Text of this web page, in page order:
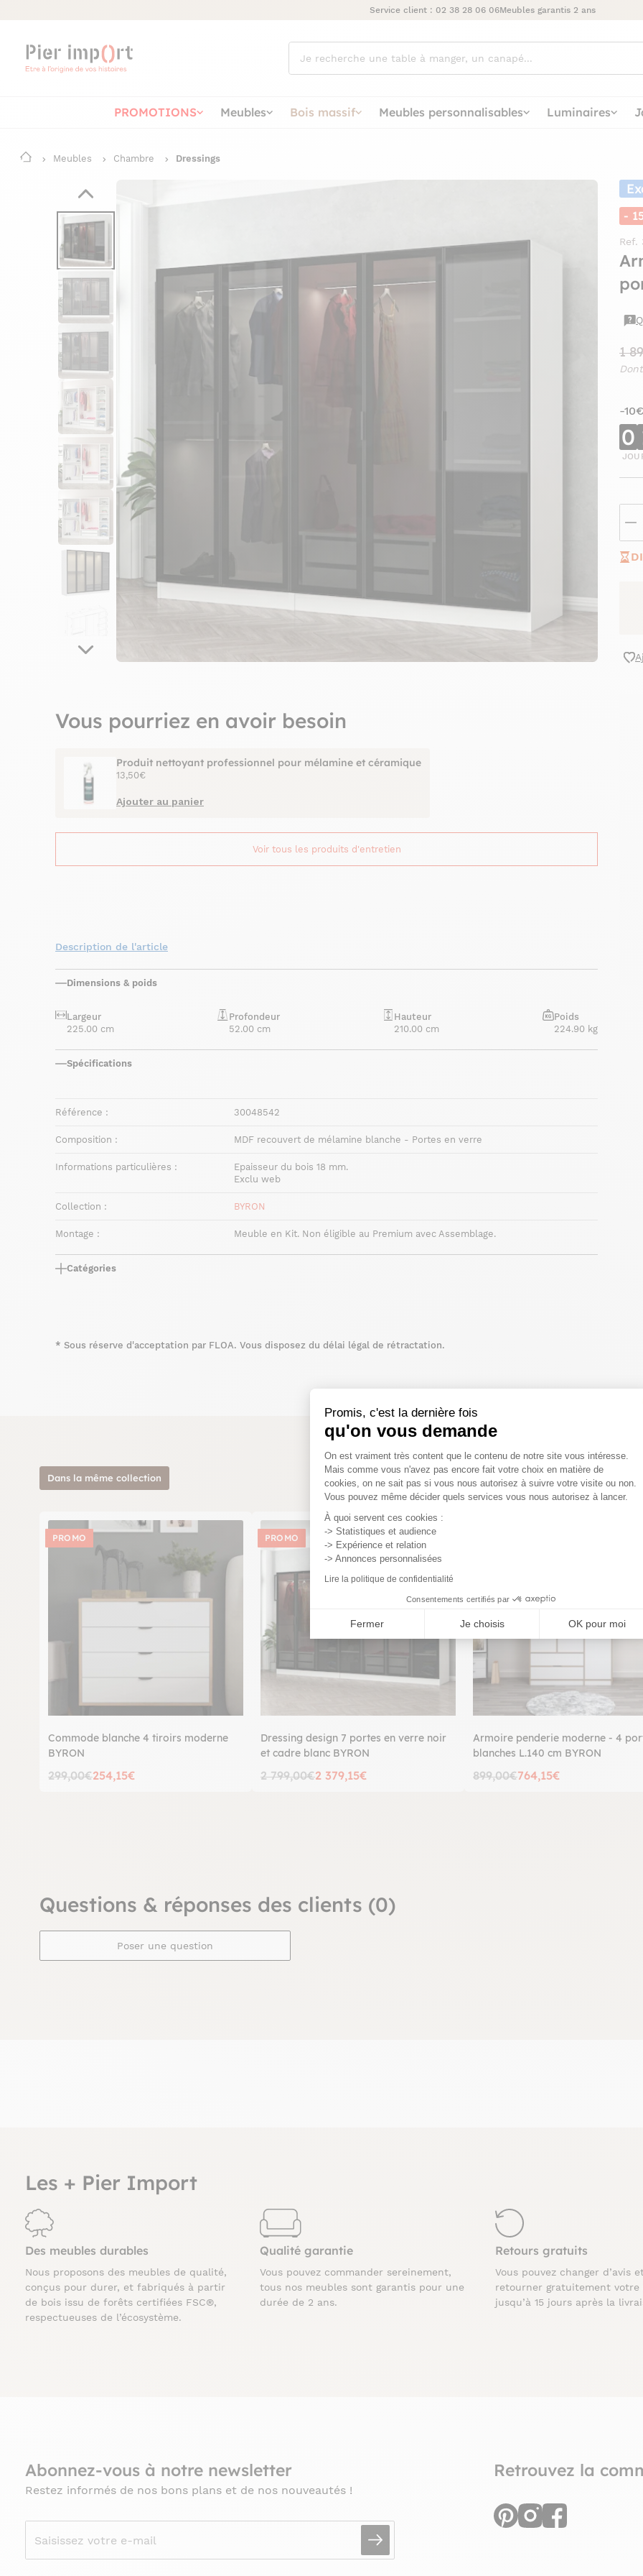
Promis, c'est la dernière fois
qu'on vous demande
Plateforme de Gestion du
On est vraiment très content que le contenu de notre site vous intéresse.
Mais comme vous n'avez pas encore fait votre choix en matière de
cookies, on ne sait pas si vous nous autorisez à suivre votre visite ou non.
Vous pouvez même décider quels services vous nous autorisez à lancer.
À quoi servent ces cookies :
-> Statistiques et audience
-> Expérience et relation
-> Annonces personnalisées
Lire la politique de confidentialité
Consentements certifiés par
Fermer Je choisis OK pour moi
Service client : 02 38 28 06 06Meubles garantis 2 ans
cherchez
vous ?
PROMOTIONS Meubles Bois massif Meubles personnalisables Luminaires
Meubles Chambre Dressings
-
Ref.
1
-
0
Vous pourriez en avoir besoin
Produit nettoyant professionnel pour mélamine et céramique
13,50€
Ajouter au panier
Voir tous les produits d'entretien
Description de l'article
Dimensions & poids
Largeur
225.00 cm
Profondeur
52.00 cm
Hauteur
210.00 cm
Poids
224.90 kg
Spécifications
Référence : 30048542
Composition : MDF recouvert de mélamine blanche - Portes en verre
Informations particulières :
Epaisseur du bois 18 mm.
Exclu web
Collection : BYRON
Montage : Meuble en Kit. Non éligible au Premium avec Assemblage.
Catégories
* Sous réserve d'acceptation par FLOA. Vous disposez du délai légal de rétractation.
Dans la même collection
PROMO
Commode blanche 4 tiroirs moderne
BYRON
299,00€254,15€
PROMO
Dressing design 7 portes en verre noir
et cadre blanc BYRON
2 799,00€2 379,15€
Armoire penderie moderne - 4
blanches L.140 cm BYRON
899,00€764,15€
Questions & réponses des clients (0)
Poser une question
Les + Pier Import
Des meubles durables
Nous proposons des meubles de qualité,
conçus pour durer, et fabriqués à partir
de bois issu de forêts certifiées FSC®,
respectueuses de l’écosystème.
Qualité garantie
Vous pouvez commander sereinement,
tous nos meubles sont garantis pour une
durée de 2 ans.
Retours gratuits
Vous pouvez changer d’avis
retourner gratuitement votre
jusqu’à 15 jours après la
Abonnez-vous à notre newsletter
Restez informés de nos bons plans et de nos nouveautés !
Retrouvez la